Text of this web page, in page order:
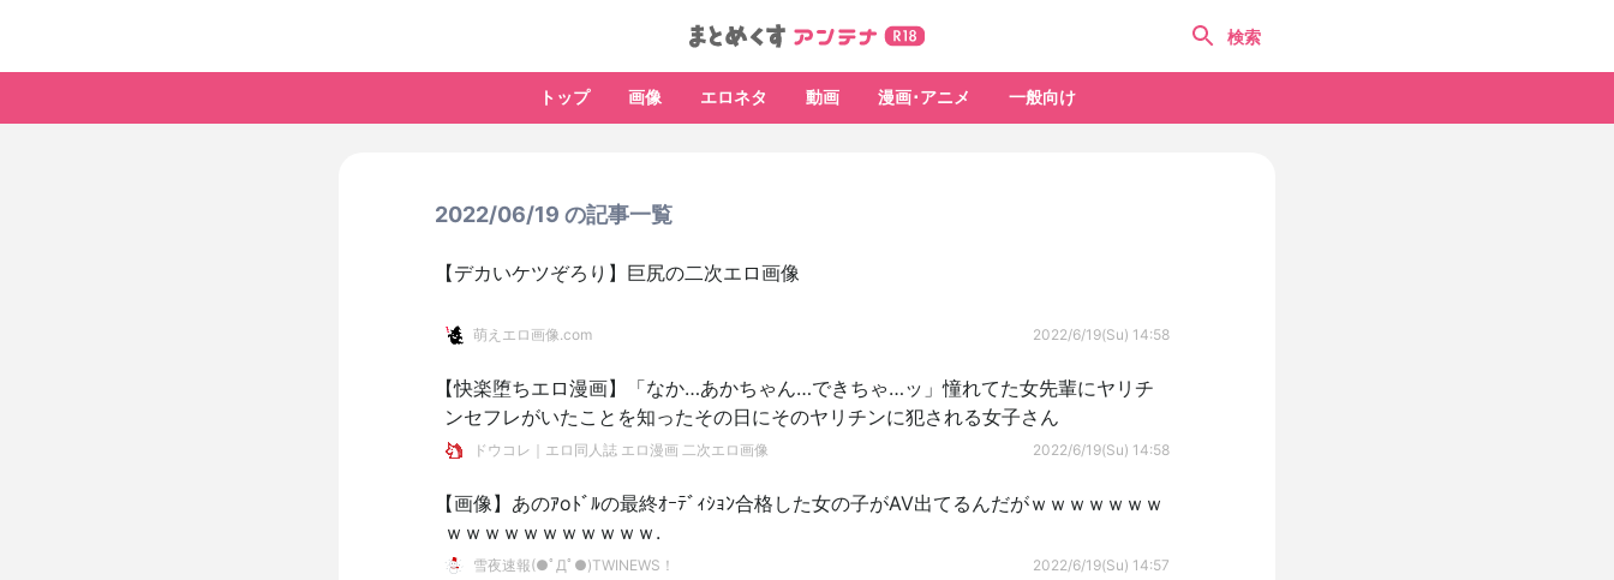
トップ 画像 エロネタ 動画 漫画･アニメ 一般向け
2022/06/19 の記事一覧
【デカいケツぞろり】巨尻の二次エロ画像
萌えエロ画像.com 2022/6/19(Su) 14:58
【快楽堕ちエロ漫画】「なか…あかちゃん…できちゃ…ッ」憧れてた女先輩にヤリチ
ンセフレがいたことを知ったその日にそのヤリチンに犯される女子さん
ドウコレ｜エロ同人誌 エロ漫画 二次エロ画像 2022/6/19(Su) 14:58
【画像】あのｱoﾄﾞﾙの最終ｵｰﾃﾞｨｼｮﾝ合格した女の子がAV出てるんだがｗｗｗｗｗｗｗ
ｗｗｗｗｗｗｗｗｗｗｗ.
雪夜速報(●ﾟДﾟ●)TWINEWS！ 2022/6/19(Su) 14:57